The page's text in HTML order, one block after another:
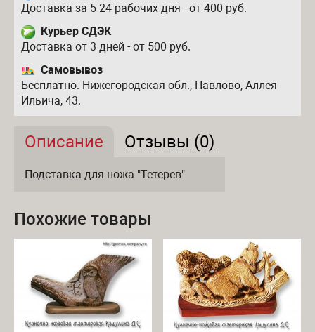
Доставка за 5-24 рабочих дня - от 400 руб.
Курьер СДЭК
Доставка от 3 дней - от 500 руб.
Самовывоз
Бесплатно. Нижегородская обл., Павлово, Аллея
Ильича, 43.
Описание и отзывы
Описание (активная вкладка)
Отзывы (0)
Подставка для ножа "Тетерев"
Похожие товары